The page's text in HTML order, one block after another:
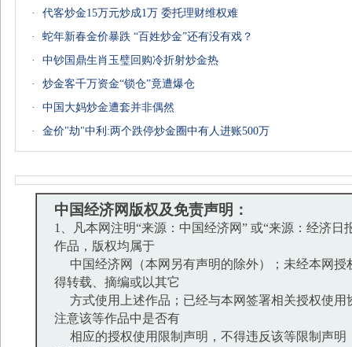
·
代客炒金15万元炒成1万 委托理财维权难
·
蛇年新春金价暴跌 “百姓炒金”还有没有戏？
·
中钞国鼎生肖玉璧回购冷折射炒金热
·
炒金客千万资金“锁仓”竟遭爆仓
·
中国大妈炒金遭套并非偶然
·
金价"劫"中利:两个跌停炒金圈中有人进账500万
中国经济网版权及免责声明：
1、凡本网注明“来源：中国经济网” 或“来源：经济日
作品，版权均属于
中国经济网（本网另有声明的除外）；未经本网授
得转载、摘编或以其它
方式使用上述作品；已经与本网签署相关授权使用
注意该等作品中是否有
相应的授权使用限制声明，不得违反该等限制声明